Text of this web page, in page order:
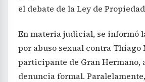
el debate de la Ley de
En materia judicial, se informó
por abuso sexual contra Thiago
participante de Gran Hermano,
denuncia formal.